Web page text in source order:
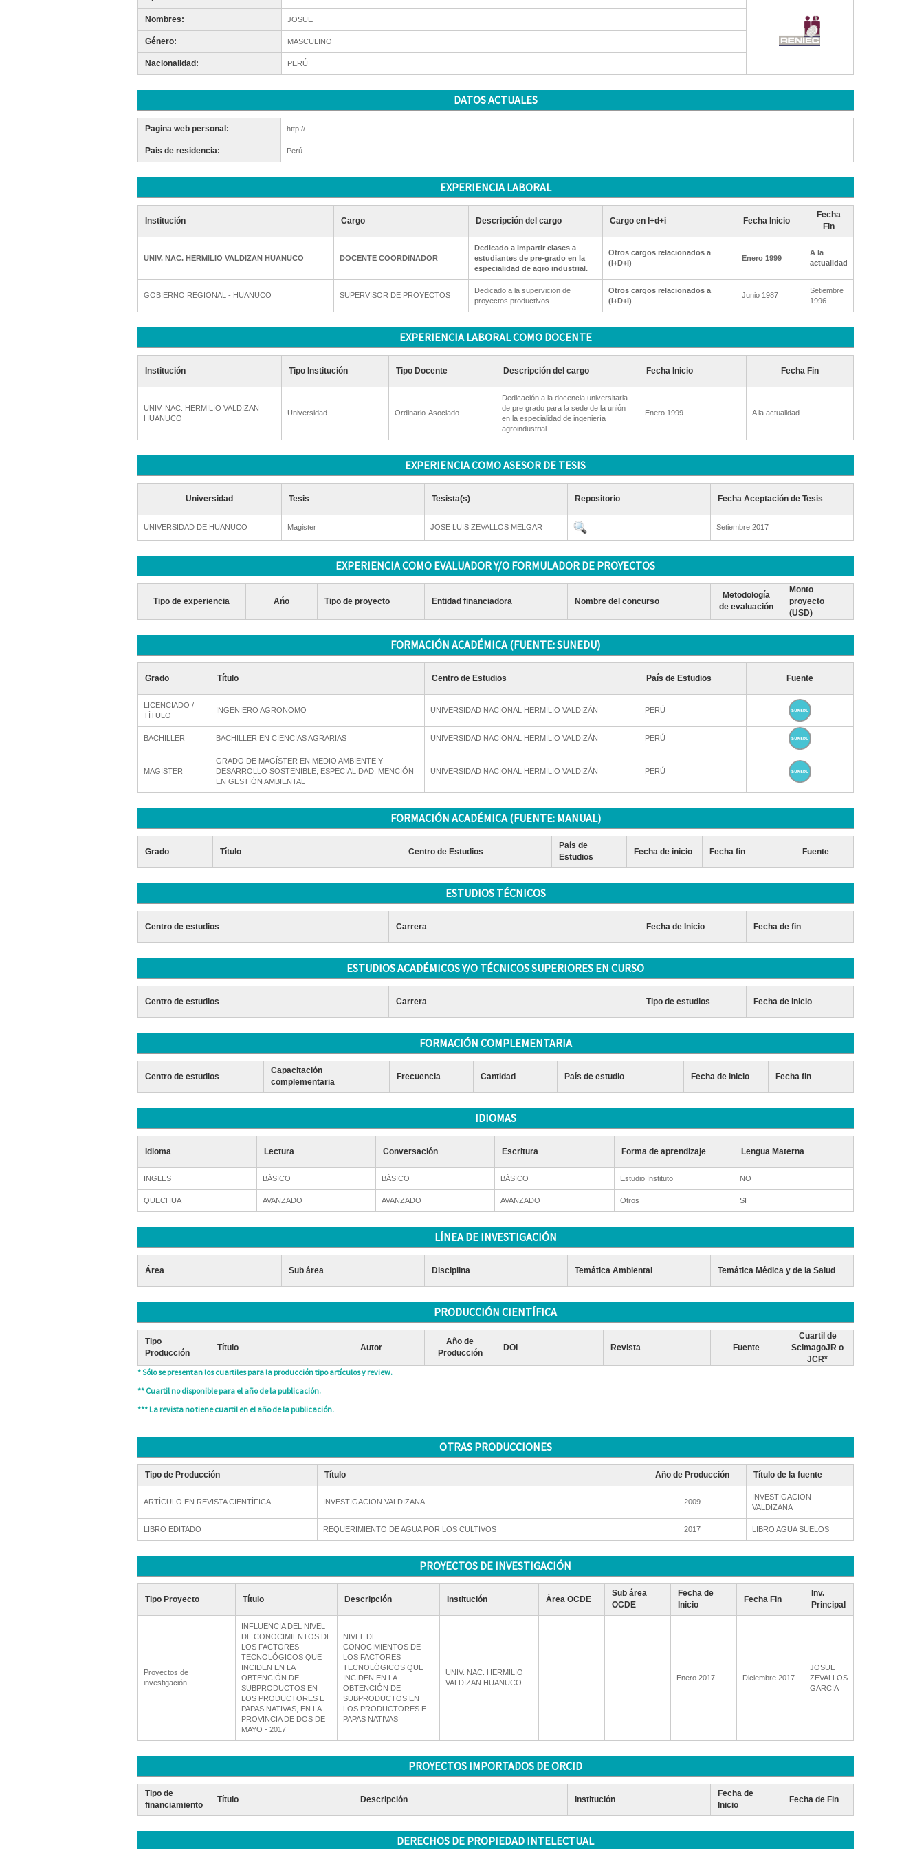
Nombres: JOSUE
Género: MASCULINO
Nacionalidad: PERÚ
DATOS ACTUALES
Pagina web personal: http://
Pais de residencia: Perú
EXPERIENCIA LABORAL
Institución Cargo Descripción del cargo Cargo en I+d+i Fecha Inicio
Fecha
Fin
UNIV. NAC. HERMILIO VALDIZAN HUANUCO DOCENTE COORDINADOR
Dedicado a impartir clases a
estudiantes de pre-grado en la
especialidad de agro industrial.
Otros cargos relacionados a
(I+D+i)
Enero 1999
A la
actualidad
GOBIERNO REGIONAL - HUANUCO SUPERVISOR DE PROYECTOS
Dedicado a la supervicion de
proyectos productivos
Otros cargos relacionados a
(I+D+i)
Junio 1987
Setiembre
1996
EXPERIENCIA LABORAL COMO DOCENTE
Institución Tipo Institución Tipo Docente Descripción del cargo Fecha Inicio Fecha Fin
UNIV. NAC. HERMILIO VALDIZAN
HUANUCO
Universidad Ordinario-Asociado
Dedicación a la docencia universitaria
de pre grado para la sede de la unión
en la especialidad de ingeniería
agroindustrial
Enero 1999 A la actualidad
EXPERIENCIA COMO ASESOR DE TESIS
Universidad Tesis Tesista(s) Repositorio Fecha Aceptación de Tesis
UNIVERSIDAD DE HUANUCO Magister JOSE LUIS ZEVALLOS MELGAR Setiembre 2017
EXPERIENCIA COMO EVALUADOR Y/O FORMULADOR DE PROYECTOS
Tipo de experiencia Ańo Tipo de proyecto Entidad financiadora Nombre del concurso
Metodología
de evaluación
Monto
proyecto
(USD)
FORMACIÓN ACADÉMICA (FUENTE: SUNEDU)
Grado Título Centro de Estudios País de Estudios Fuente
LICENCIADO /
TÍTULO
INGENIERO AGRONOMO UNIVERSIDAD NACIONAL HERMILIO VALDIZÁN PERÚ
BACHILLER BACHILLER EN CIENCIAS AGRARIAS UNIVERSIDAD NACIONAL HERMILIO VALDIZÁN PERÚ
MAGISTER
GRADO DE MAGÍSTER EN MEDIO AMBIENTE Y
DESARROLLO SOSTENIBLE, ESPECIALIDAD: MENCIÓN
EN GESTIÓN AMBIENTAL
UNIVERSIDAD NACIONAL HERMILIO VALDIZÁN PERÚ
FORMACIÓN ACADÉMICA (FUENTE: MANUAL)
Grado Título Centro de Estudios
País de
Estudios
Fecha de inicio Fecha fin Fuente
ESTUDIOS TÉCNICOS
Centro de estudios Carrera Fecha de Inicio Fecha de fin
ESTUDIOS ACADÉMICOS Y/O TÉCNICOS SUPERIORES EN CURSO
Centro de estudios Carrera Tipo de estudios Fecha de inicio
FORMACIÓN COMPLEMENTARIA
Centro de estudios
Capacitación
complementaria
Frecuencia Cantidad País de estudio Fecha de inicio Fecha fin
IDIOMAS
Idioma Lectura Conversación Escritura Forma de aprendizaje Lengua Materna
INGLES BÁSICO BÁSICO BÁSICO Estudio Instituto NO
QUECHUA AVANZADO AVANZADO AVANZADO Otros SI
LÍNEA DE INVESTIGACIÓN
Área Sub área Disciplina Temática Ambiental Temática Médica y de la Salud
PRODUCCIÓN CIENTÍFICA
Tipo
Producción
Título Autor
Año de
Producción
DOI Revista Fuente
Cuartil de
ScimagoJR o
JCR*
* Sólo se presentan los cuartiles para la producción tipo artículos y review.
** Cuartil no disponible para el año de la publicación.
*** La revista no tiene cuartil en el año de la publicación.
OTRAS PRODUCCIONES
Tipo de Producción Título Año de Producción Título de la fuente
ARTÍCULO EN REVISTA CIENTÍFICA INVESTIGACION VALDIZANA 2009
INVESTIGACION
VALDIZANA
LIBRO EDITADO REQUERIMIENTO DE AGUA POR LOS CULTIVOS 2017 LIBRO AGUA SUELOS
PROYECTOS DE INVESTIGACIÓN
Tipo Proyecto Título Descripción Institución Área OCDE
Sub área
OCDE
Fecha de
Inicio
Fecha Fin
Inv.
Principal
Proyectos de
investigación
INFLUENCIA DEL NIVEL
DE CONOCIMIENTOS DE
LOS FACTORES
TECNOLÓGICOS QUE
INCIDEN EN LA
OBTENCIÓN DE
SUBPRODUCTOS EN
LOS PRODUCTORES E
PAPAS NATIVAS, EN LA
PROVINCIA DE DOS DE
MAYO - 2017
NIVEL DE
CONOCIMIENTOS DE
LOS FACTORES
TECNOLÓGICOS QUE
INCIDEN EN LA
OBTENCIÓN DE
SUBPRODUCTOS EN
LOS PRODUCTORES E
PAPAS NATIVAS
UNIV. NAC. HERMILIO
VALDIZAN HUANUCO
Enero 2017 Diciembre 2017
JOSUE
ZEVALLOS
GARCIA
PROYECTOS IMPORTADOS DE ORCID
Tipo de
financiamiento
Título Descripción Institución
Fecha de
Inicio
Fecha de Fin
DERECHOS DE PROPIEDAD INTELECTUAL